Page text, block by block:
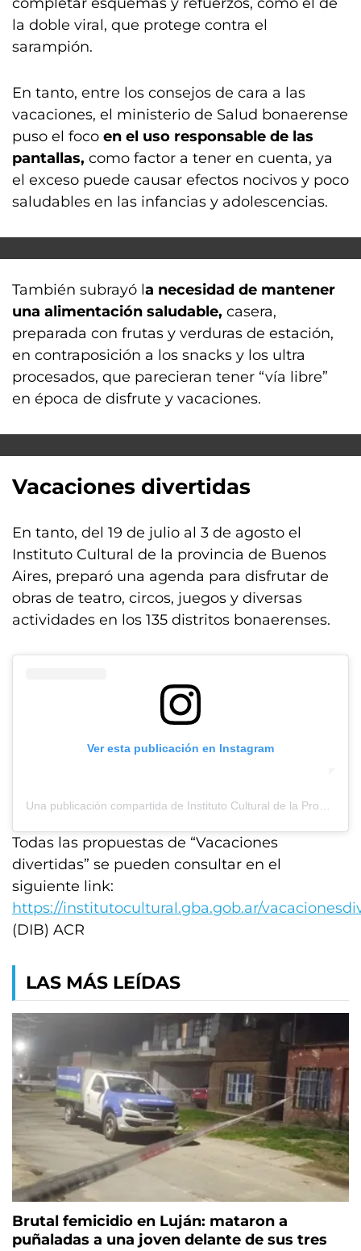
la doble viral, que protege contra el
sarampión.
En tanto, entre los consejos de cara a las
vacaciones, el ministerio de Salud bonaerense
puso el foco en el uso responsable de las
pantallas, como factor a tener en cuenta, ya
el exceso puede causar efectos nocivos y poco
saludables en las infancias y adolescencias.
También subrayó la necesidad de mantener
una alimentación saludable, casera,
preparada con frutas y verduras de estación,
en contraposición a los snacks y los ultra
procesados, que parecieran tener “vía libre”
en época de disfrute y vacaciones.
Vacaciones divertidas
En tanto, del 19 de julio al 3 de agosto el
Instituto Cultural de la provincia de Buenos
Aires, preparó una agenda para disfrutar de
obras de teatro, circos, juegos y diversas
actividades en los 135 distritos bonaerenses.
Ver esta publicación en Instagram
Todas las propuestas de “Vacaciones
divertidas” se pueden consultar en el
siguiente link:
https://institutocultural.gba.gob.ar/
(DIB) ACR
LAS MÁS LEÍDAS
Brutal femicidio en Luján: mataron a
puñaladas a una joven delante de sus tres